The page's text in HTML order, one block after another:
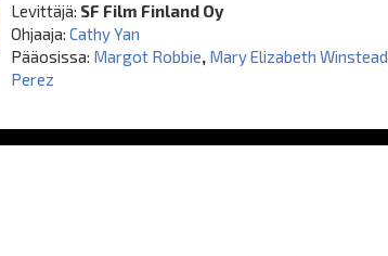
Levittäjä: SF Film Finland Oy
Ohjaaja: Cathy Yan
Pääosissa: Margot Robbie, Mary Elizabeth Winstead
Perez